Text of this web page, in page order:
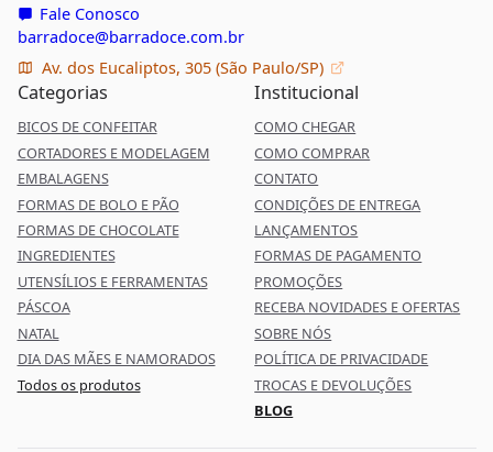
Fale Conosco
barradoce@barradoce.com.br
Av. dos Eucaliptos, 305 (São Paulo/SP)
Categorias
BICOS DE CONFEITAR
CORTADORES E MODELAGEM
EMBALAGENS
FORMAS DE BOLO E PÃO
FORMAS DE CHOCOLATE
INGREDIENTES
UTENSÍLIOS E FERRAMENTAS
PÁSCOA
NATAL
DIA DAS MÃES E NAMORADOS
Todos os produtos
Institucional
COMO CHEGAR
COMO COMPRAR
CONTATO
CONDIÇÕES DE ENTREGA
LANÇAMENTOS
FORMAS DE PAGAMENTO
PROMOÇÕES
RECEBA NOVIDADES E OFERTAS
SOBRE NÓS
POLÍTICA DE PRIVACIDADE
TROCAS E DEVOLUÇÕES
BLOG